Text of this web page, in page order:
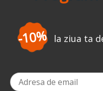
de naștere *